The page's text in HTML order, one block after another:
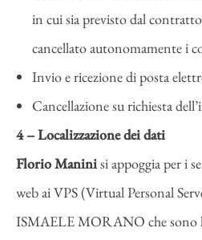
in cui sia previsto dal
cancellato autonomamente i
Invio e ricezione di posta
Cancellazione su richiesta
4 – Localizzazione dei dati
Florio Maninisi appoggia per i
web ai VPS (Virtual Personal
ISMAELE MORANO che sono